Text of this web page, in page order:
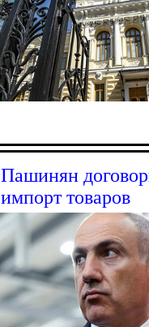
Пашинян
импорт товаров